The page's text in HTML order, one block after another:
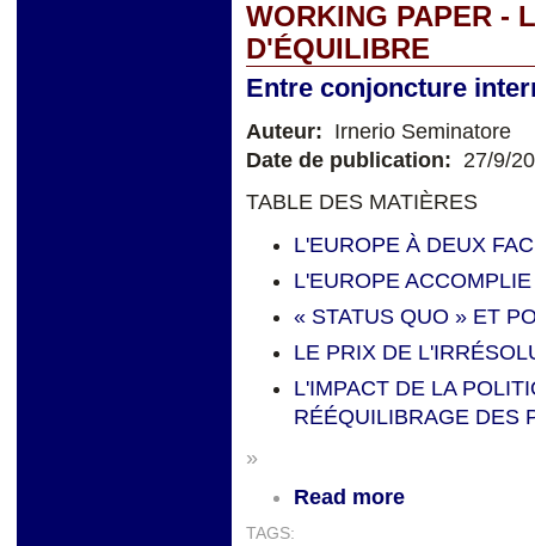
WORKING PAPER -
D'ÉQUILIBRE
Entre conjoncture
Auteur: Irnerio Seminatore
Date de publication: 27/9/
TABLE DES MATIÈRES
L'EUROPE À DEUX
L'EUROPE ACCOMPLIE
« STATUS QUO » ET
LE PRIX DE
L'IMPACT DE LA
RÉÉQUILIBRAGE DES
»
Read more
TAGS: